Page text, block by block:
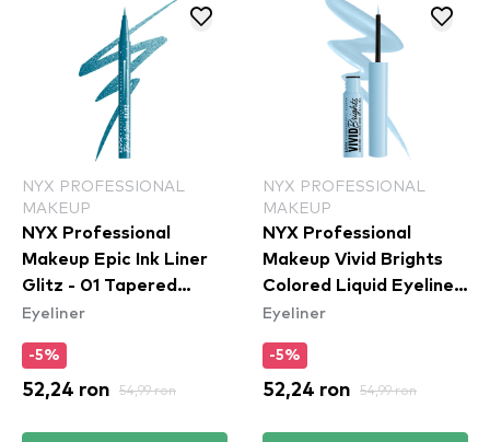
NYX PROFESSIONAL
MAKEUP
NYX Professional
Makeup Epic Ink Liner
Glitz - 01 Tapered
Twinkle
Eyeliner
-5%
52,24 ron 54,99 ron
NYX PROFESSIONAL
MAKEUP
NYX Professional
Makeup Vivid Brights
Colored Liquid Eyeliner
- Blue Thang (VBLL06)
Eyeliner
-5%
52,24 ron 54,99 ron